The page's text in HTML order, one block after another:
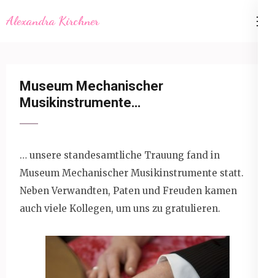
to
Enter)
Alexandra Kirchner
Museum Mechanischer
Musikinstrumente…
… unsere standesamtliche Trauung fand in
Museum Mechanischer Musikinstrumente statt.
Neben Verwandten, Paten und Freuden kamen
auch viele Kollegen, um uns zu gratulieren.